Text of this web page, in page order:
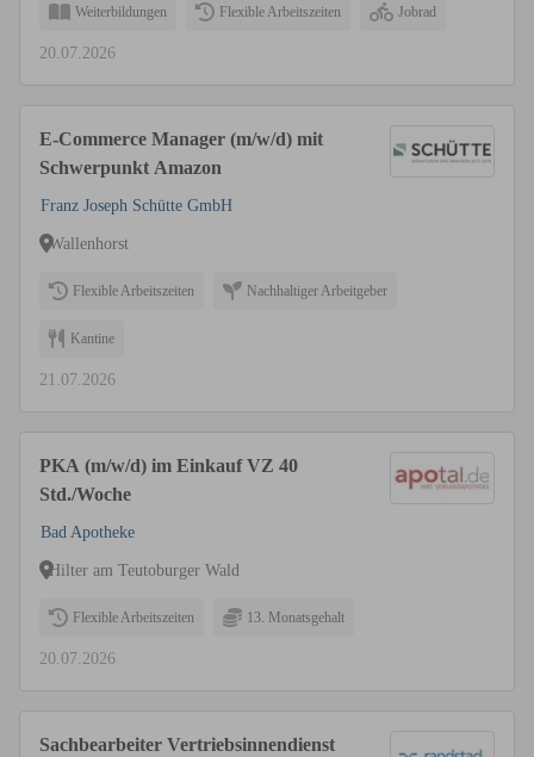
Weiterbildungen Flexible Arbeitszeiten Jobrad
20.07.2026
E-Commerce Manager (m/w/d) mit
Schwerpunkt Amazon
Franz Joseph Schütte GmbH
Wallenhorst
Flexible Arbeitszeiten Nachhaltiger Arbeitgeber
Kantine
21.07.2026
PKA (m/w/d) im Einkauf VZ 40
Std./Woche
Bad Apotheke
Hilter am Teutoburger Wald
Flexible Arbeitszeiten 13. Monatsgehalt
20.07.2026
Sachbearbeiter Vertriebsinnendienst